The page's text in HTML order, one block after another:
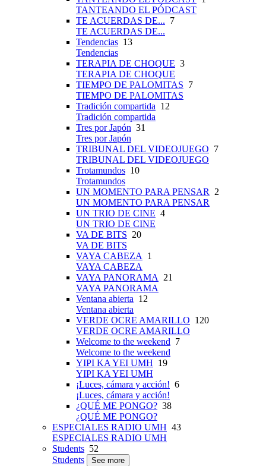
TANTEANDO EL PÓDCAST
TE ACUERDAS DE... 7
TE ACUERDAS DE...
Tendencias 13
Tendencias
TERAPIA DE CHOQUE 3
TERAPIA DE CHOQUE
TIEMPO DE PALOMITAS 7
TIEMPO DE PALOMITAS
Tradición compartida 12
Tradición compartida
Tres por Japón 31
Tres por Japón
TRIBUNAL DEL VIDEOJUEGO 7
TRIBUNAL DEL VIDEOJUEGO
Trotamundos 10
Trotamundos
UN MOMENTO PARA PENSAR
2
UN MOMENTO PARA PENSAR
UN TRIO DE CINE 4
UN TRIO DE CINE
VA DE BITS 20
VA DE BITS
VAYA CABEZA
1
VAYA CABEZA
VAYA PANORAMA
21
VAYA PANORAMA
Ventana abierta 12
Ventana abierta
VERDE OCRE AMARILLO 120
VERDE OCRE AMARILLO
Welcome to the weekend 7
Welcome to the weekend
YIPI KA YEI UMH 19
YIPI KA YEI UMH
¡Luces, cámara y acción! 6
¡Luces, cámara y acción!
¿QUÉ ME PONGO? 38
¿QUÉ ME PONGO?
ESPECIALES RADIO UMH 43
ESPECIALES RADIO UMH
Students 52
Students
See more